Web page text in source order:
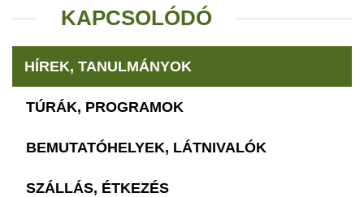
KAPCSOLÓDÓ
HÍREK, TANULMÁNYOK
TÚRÁK, PROGRAMOK
BEMUTATÓHELYEK, LÁTNIVALÓK
SZÁLLÁS, ÉTKEZÉS